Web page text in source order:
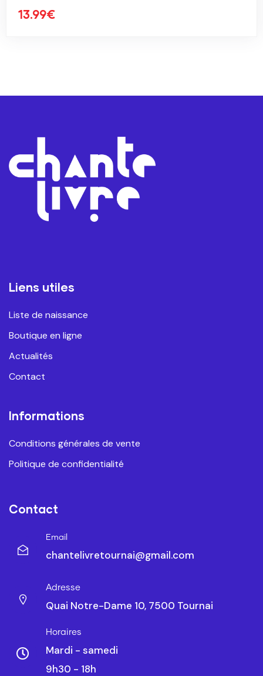
13.99€
Liens utiles
Liste de naissance
Boutique en ligne
Actualités
Contact
Informations
Conditions générales de vente
Politique de confidentialité
Contact
Email
chantelivretournai@gmail.com
Adresse
Quai Notre-Dame 10, 7500 Tournai
Horaires
Mardi - samedi
9h30 - 18h